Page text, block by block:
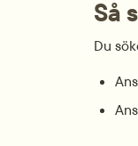
Så
Du